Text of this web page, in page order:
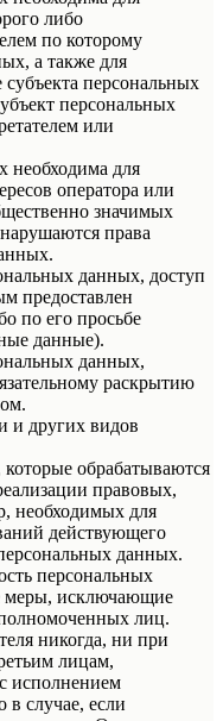
либо
по которому
а также для
персональных
персональных
или
необходима для
оператора или
значимых
права
данных, доступ
предоставлен
по его просьбе
данные).
данных,
раскрытию
и других видов
обрабатываются
правовых,
необходимых для
действующего
данных.
персональных
меры, исключающие
лиц.
никогда, ни при
лицам,
исполнением
в случае, если